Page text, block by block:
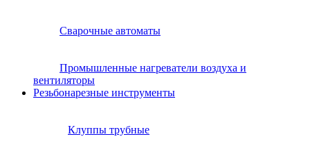
Сварочные автоматы
Промышленные нагреватели воздуха и
вентиляторы
Резьбонарезные инструменты
Клуппы трубные